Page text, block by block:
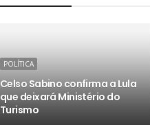
POLÍTICA
Celso Sabino confirma a Lula
que deixará Ministério do
Turismo